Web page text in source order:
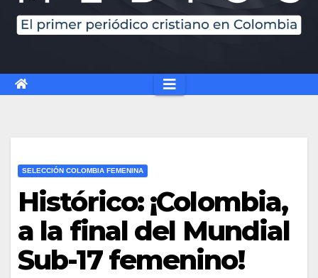
SELECCIÓN COLOMBIA FEMENINA
Histórico: ¡Colombia,
a la final del Mundial
Sub-17 femenino!